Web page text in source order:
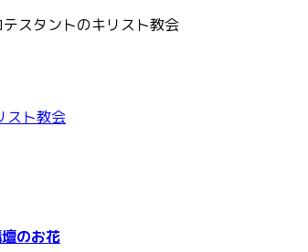
スタントのキリスト教会
のお花